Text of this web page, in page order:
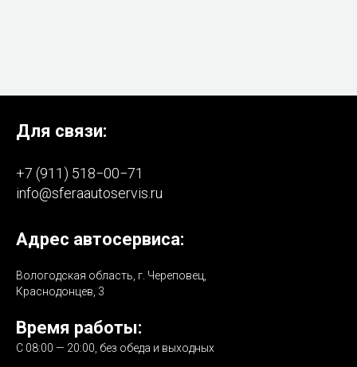
Для связи:
+7 (911) 518−00−71
info@sferaautoservis.ru
Адрес автосервиса:
Вологодская область, г. Череповец,
Краснодонцев, 3
Время работы:
С 08:00 — 20:00, без обеда и выходных